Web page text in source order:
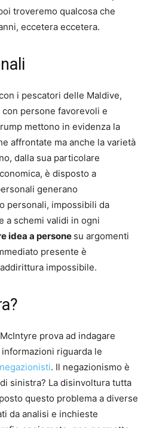
troveremo qualcosa che
eccetera eccetera.
i pescatori delle Maldive,
persone favorevoli e
mettono in evidenza la
affrontate ma anche la varietà
dalla sua particolare
è disposto a
generano
personali, impossibili da
a schemi validi in ogni
idea a persone su argomenti
presente è
impossibile.
prova ad indagare
riguarda le
. Il negazionismo è
sinistra? La disinvoltura tutta
questo problema a diverse
da analisi e inchieste